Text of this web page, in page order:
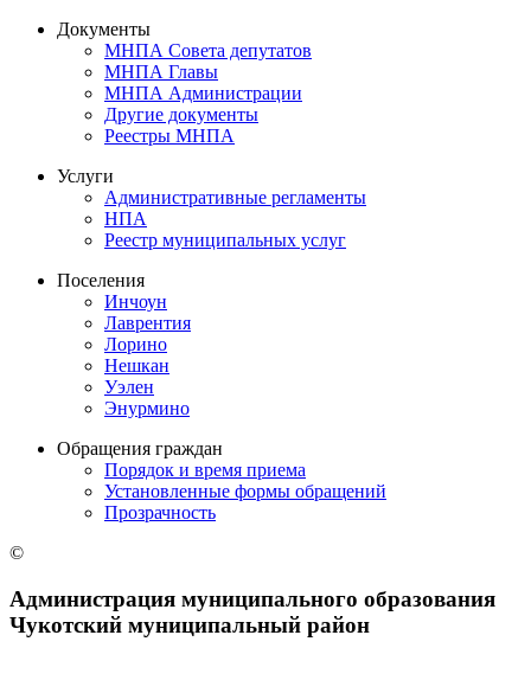
Документы
МНПА Совета депутатов
МНПА Главы
МНПА Администрации
Другие документы
Реестры МНПА
Услуги
Административные регламенты
НПА
Реестр муниципальных услуг
Поселения
Инчоун
Лаврентия
Лорино
Нешкан
Уэлен
Энурмино
Обращения граждан
Порядок и время приема
Установленные формы обращений
Прозрачность
©
Администрация муниципального образования
Чукотский муниципальный район